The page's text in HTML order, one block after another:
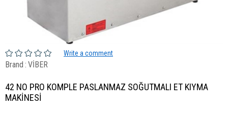
Write a comment
Brand : VİBER
42 NO PRO KOMPLE PASLANMAZ SOĞUTMALI ET KIYMA
MAKİNESİ